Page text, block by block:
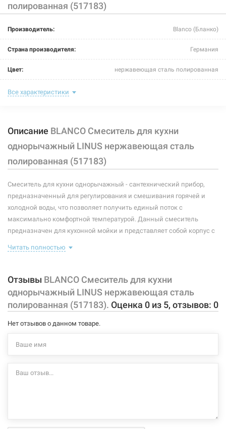
полированная (517183)
Производитель: Blanco (Бланко)
Страна производителя: Германия
Цвет: нержавеющая сталь полированная
Назначение смесителя:
Размер картриджа:
Тип конструкции: стандартный
Тип смесителя (крана): однорычажный
Форма излива: длинная прямая
Тип излива: высокий поворотный
Способ монтажа:
Все характеристики
Описание BLANCO Смеситель для кухни
однорычажный LINUS нержавеющая сталь
полированная (517183)
Смеситель для кухни однорычажный - сантехнический прибор,
предназначенный для регулирования и смешивания горячей и
холодной воды, что позволяет получить единый поток с
максимально комфортной температурой. Данный смеситель
предназначен для кухонной мойки и представляет собой корпус с
позволяющего контролировать поток и температуру воды.
высота до аэратора: 253 мм
длина излива: 220 мм
угол поворота излива 360°
Характеристики и конфигурация изделия, а также комплектация
внесенные производителем изменения, магазин ответственности
Читать полностью
Отзывы BLANCO Смеситель для кухни
однорычажный LINUS нержавеющая сталь
полированная (517183). Оценка 0 из 5, отзывов: 0
Нет отзывов о данном товаре.